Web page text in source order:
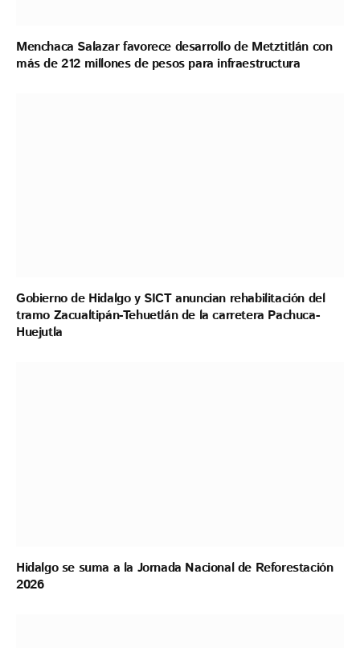
Menchaca Salazar favorece desarrollo de Metztitlán con
más de 212 millones de pesos para infraestructura
Gobierno de Hidalgo y SICT anuncian rehabilitación del
tramo Zacualtipán-Tehuetlán de la carretera Pachuca-
Huejutla
Hidalgo se suma a la Jornada Nacional de Reforestación
2026